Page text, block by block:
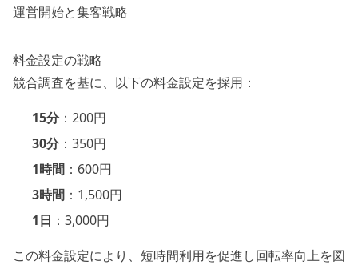
運営開始と集客戦略
料金設定の戦略
競合調査を基に、以下の料金設定を採用：
15分：200円
30分：350円
1時間 ：600円
3時間 ：1,500円
1日 ：3,000円
この料金設定により、短時間利用を促進し回転率向上を図